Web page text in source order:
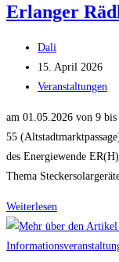
und
Ökofest
Erlanger
Beitrags-
Autor:
Dali
Beitrag
veröffentlicht:
15. April 2026
Beitrags-
Veranstaltungen
am 01.05.2026 von 9
55
des Energiewende
Thema
Weiterlesen
Rädli
am